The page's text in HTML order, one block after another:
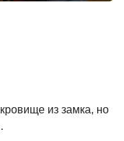
из замка, но